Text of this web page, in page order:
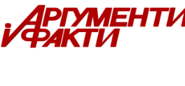
Перейти
до
вмісту